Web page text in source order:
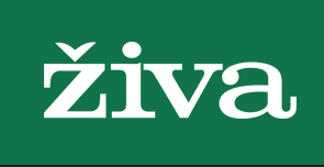
živa